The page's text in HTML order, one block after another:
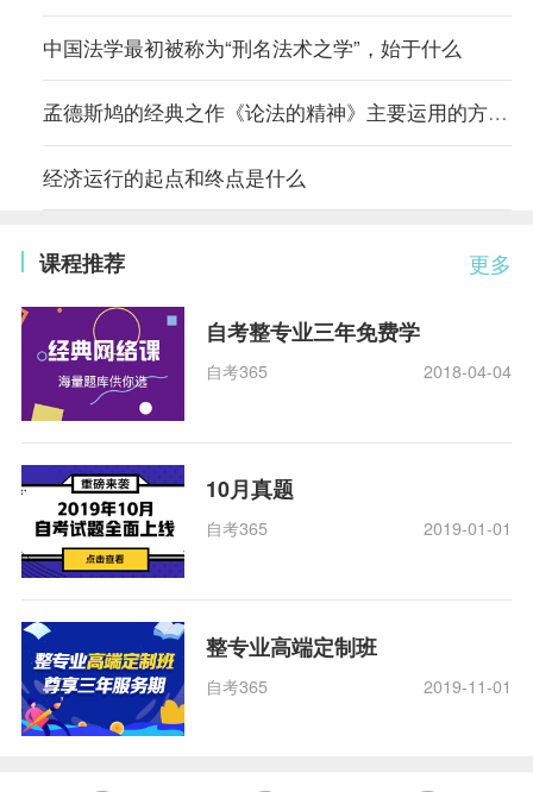
中国法学最初被称为“刑名法术之学”，始于什么
孟德斯鸠的经典之作《论法的精神》主要运用的方法是什么
经济运行的起点和终点是什么
更多
课程推荐
自考整专业三年免费学
自考365 2018-04-04
10月真题
自考365 2019-01-01
整专业高端定制班
自考365 2019-11-01